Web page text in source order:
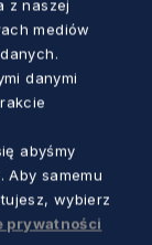
z naszej
mediów
danymi
abyśmy
Aby samemu
wybierz
prywatności